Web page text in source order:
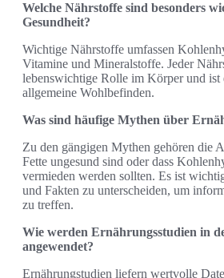
Welche Nährstoffe sind besonders
Gesundheit?
Wichtige Nährstoffe umfassen
Vitamine und Mineralstoffe. Jeder
lebenswichtige Rolle im Körper und ist
allgemeine Wohlbefinden.
Was sind häufige Mythen über
Zu den gängigen Mythen gehören die
Fette ungesund sind oder dass
vermieden werden sollten. Es ist
und Fakten zu unterscheiden, um
zu treffen.
Wie werden Ernährungsstudien in
angewendet?
Ernährungstudien liefern wertvolle